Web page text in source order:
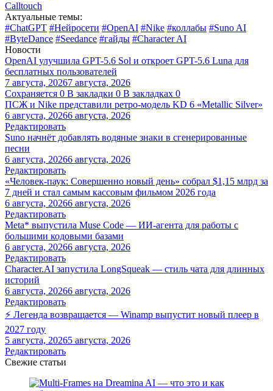
Calltouch
Актуальные темы:
#ChatGPT #Нейросети #OpenAI #Nike #коллабы #Suno AI
#ByteDance #Seedance #гайды #Character AI
Новости
OpenAI улучшила GPT-5.6 Sol и откроет GPT-5.6 Luna для
бесплатных пользователей
7 августа, 20267 августа, 2026
Сохраняется 0 В закладки 0 В закладках 0
ПСЖ и Nike представили ретро-модель KD 6 «Metallic Silver»
6 августа, 20266 августа, 2026
Редактировать
Suno начнёт добавлять водяные знаки в сгенерированные
песни
6 августа, 20266 августа, 2026
Редактировать
«Человек-паук: Совершенно новый день» собрал $1,15 млрд за
7 дней и стал самым кассовым фильмом 2026 года
6 августа, 20266 августа, 2026
Редактировать
Meta* выпустила Muse Code — ИИ-агента для работы с
большими кодовыми базами
6 августа, 20266 августа, 2026
Редактировать
Character.AI запустила LongSqueak — стиль чата для длинных
историй
6 августа, 20266 августа, 2026
Редактировать
⚡ Легенда возвращается — Winamp выпустит новый плеер в
2027 году
5 августа, 20265 августа, 2026
Редактировать
Свежие статьи